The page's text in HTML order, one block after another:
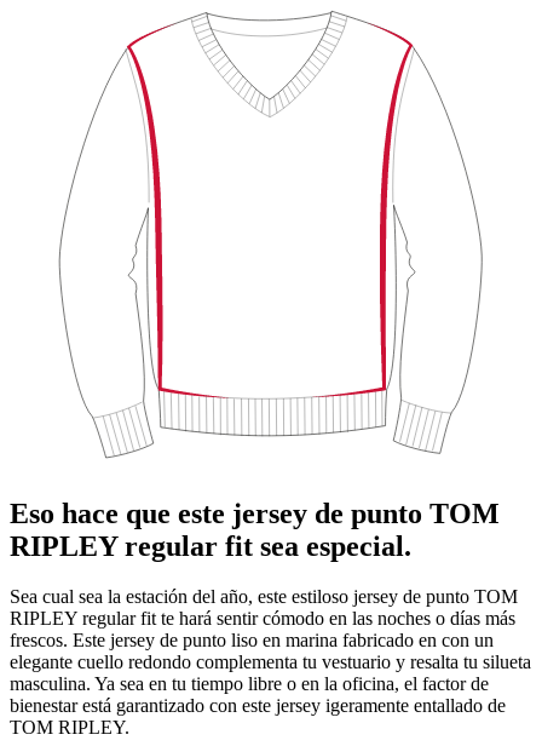
Eso hace que este jersey de punto TOM
RIPLEY regular fit sea especial.
Sea cual sea la estación del año, este estiloso jersey de punto TOM
RIPLEY regular fit te hará sentir cómodo en las noches o días más
frescos. Este jersey de punto liso en marina fabricado en con un
elegante cuello redondo complementa tu vestuario y resalta tu silueta
masculina. Ya sea en tu tiempo libre o en la oficina, el factor de
bienestar está garantizado con este jersey igeramente entallado de
TOM RIPLEY.